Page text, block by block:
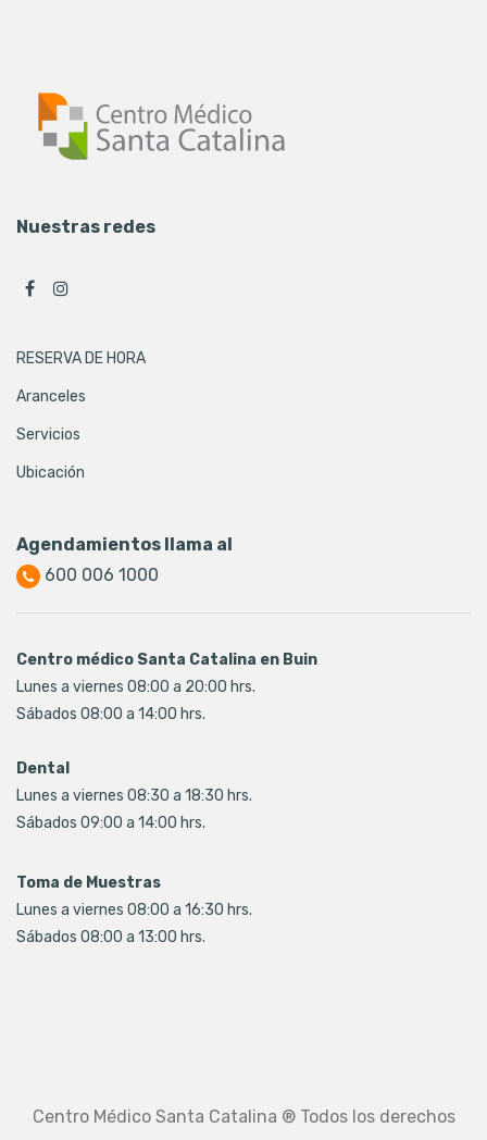
Nuestras redes
RESERVA DE HORA
Aranceles
Servicios
Ubicación
Agendamientos llama al
600 006 1000
Centro médico Santa Catalina en Buin
Lunes a viernes 08:00 a 20:00 hrs.
Sábados 08:00 a 14:00 hrs.
Dental
Lunes a viernes 08:30 a 18:30 hrs.
Sábados 09:00 a 14:00 hrs.
Toma de Muestras
Lunes a viernes 08:00 a 16:30 hrs.
Sábados 08:00 a 13:00 hrs.
Centro Médico Santa Catalina ® Todos los derechos